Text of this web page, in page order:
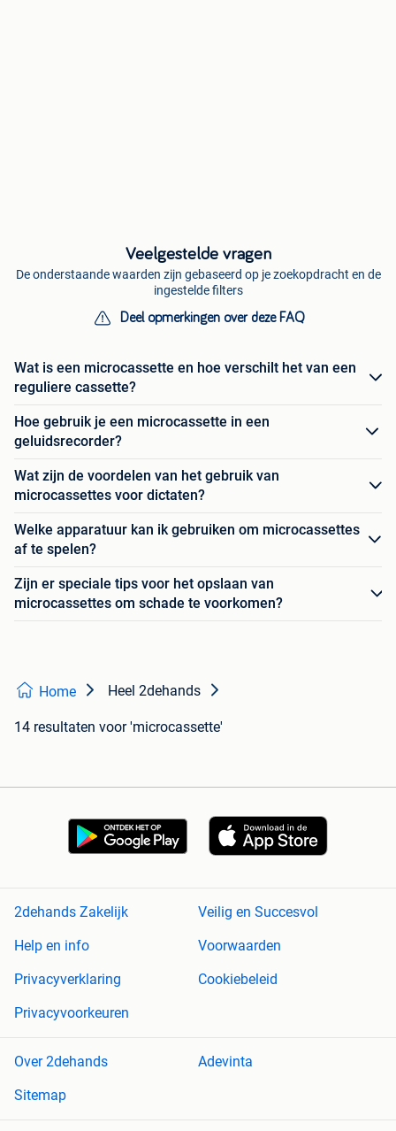
Veelgestelde vragen
De onderstaande waarden zijn gebaseerd op je zoekopdracht en de
ingestelde filters
Deel opmerkingen over deze FAQ
Wat is een microcassette en hoe verschilt het van een
reguliere cassette?
Hoe gebruik je een microcassette in een
geluidsrecorder?
Wat zijn de voordelen van het gebruik van
microcassettes voor dictaten?
Welke apparatuur kan ik gebruiken om microcassettes
af te spelen?
Zijn er speciale tips voor het opslaan van
microcassettes om schade te voorkomen?
Home Heel 2dehands
14 resultaten voor 'microcassette'
2dehands Zakelijk
Veilig en Succesvol
Help en info
Voorwaarden
Privacyverklaring
Cookiebeleid
Privacyvoorkeuren
Over 2dehands
Adevinta
Sitemap